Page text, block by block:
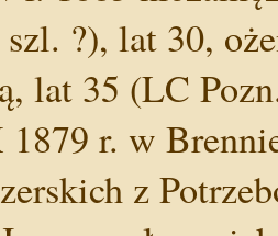
?), lat 30,
lat 35 (LC
1879 r. w
z